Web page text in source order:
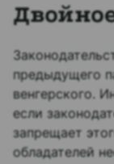
предыдущего
венгерского.
если
запрещает
обладателей